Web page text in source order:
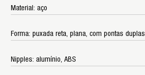
Material: aço
Forma: puxada reta, plana, com pontas duplas
Nipples: alumínio, ABS